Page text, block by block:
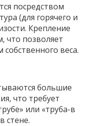
посредством
(для горячего и
Крепление
что позволяет
веса.
большие
что требует
или «труба-в
стене.